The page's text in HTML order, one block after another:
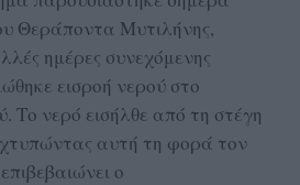
Θεράποντα Μυτιλήνης,
ημέρες συνεχόμενης
εισροή νερού στο
Το νερό εισήλθε από τη στέγη
αυτή τη φορά τον
ο